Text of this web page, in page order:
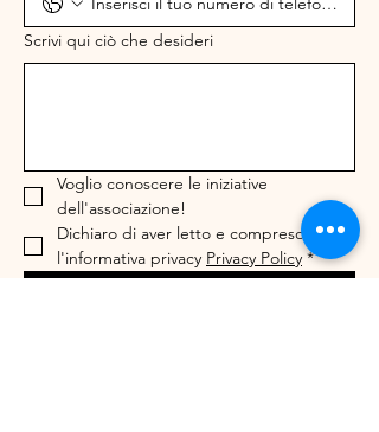
Scrivi qui ciò che desideri
Voglio conoscere le iniziative
dell'associazione!
Dichiaro di aver letto e compreso
l'informativa privacy Privacy Policy *